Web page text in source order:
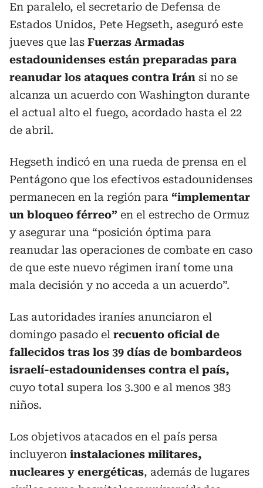
En paralelo, el secretario de Defensa de
Estados Unidos, Pete Hegseth, aseguró este
jueves que las Fuerzas Armadas
estadounidenses están preparadas para
reanudar los ataques contra Irán si no se
alcanza un acuerdo con Washington durante
el actual alto el fuego, acordado hasta el 22
de abril.
Hegseth indicó en una rueda de prensa en el
Pentágono que los efectivos estadounidenses
permanecen en la región para “implementar
un bloqueo férreo” en el estrecho de Ormuz
y asegurar una “posición óptima para
reanudar las operaciones de combate en caso
de que este nuevo régimen iraní tome una
mala decisión y no acceda a un acuerdo”.
Las autoridades iraníes anunciaron el
domingo pasado el recuento oficial de
fallecidos tras los 39 días de bombardeos
israelí-estadounidenses contra el país,
cuyo total supera los 3.300 e al menos 383
niños.
Los objetivos atacados en el país persa
incluyeron instalaciones militares,
nucleares y energéticas, además de lugares